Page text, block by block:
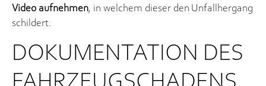
Video aufnehmen, in welchem dieser den Unfallhergang
schildert.
DOKUMENTATION DES